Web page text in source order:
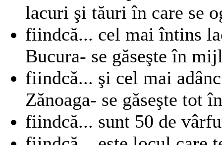
lacuri şi tăuri în care se
fiindcă... cel mai întins
Bucura- se găseşte în
fiindcă... şi cel mai
Zănoaga- se găseşte tot
fiindcă... sunt 50 de